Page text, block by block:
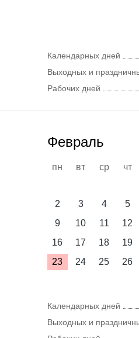
Календарных дней
Выходных и
Рабочих дней
Февраль
пн вт ср чт
2
3 4 5
9
10 11 12
16
17 18 19
23
24 25 26
Календарных дней
Выходных и